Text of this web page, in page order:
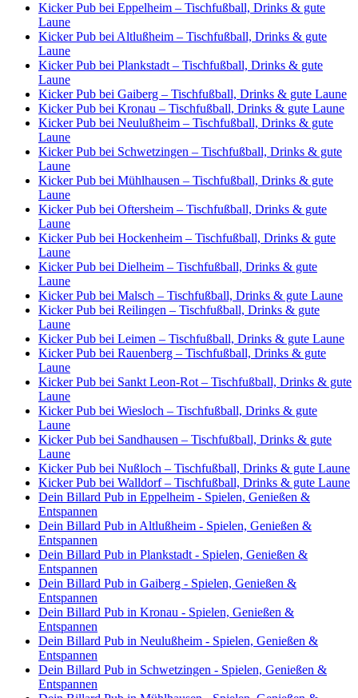
Kicker Pub bei Eppelheim – Tischfußball, Drinks & gute
Laune
Kicker Pub bei Altlußheim – Tischfußball, Drinks & gute
Laune
Kicker Pub bei Plankstadt – Tischfußball, Drinks & gute
Laune
Kicker Pub bei Gaiberg – Tischfußball, Drinks & gute Laune
Kicker Pub bei Kronau – Tischfußball, Drinks & gute Laune
Kicker Pub bei Neulußheim – Tischfußball, Drinks & gute
Laune
Kicker Pub bei Schwetzingen – Tischfußball, Drinks & gute
Laune
Kicker Pub bei Mühlhausen – Tischfußball, Drinks & gute
Laune
Kicker Pub bei Oftersheim – Tischfußball, Drinks & gute
Laune
Kicker Pub bei Hockenheim – Tischfußball, Drinks & gute
Laune
Kicker Pub bei Dielheim – Tischfußball, Drinks & gute
Laune
Kicker Pub bei Malsch – Tischfußball, Drinks & gute Laune
Kicker Pub bei Reilingen – Tischfußball, Drinks & gute
Laune
Kicker Pub bei Leimen – Tischfußball, Drinks & gute Laune
Kicker Pub bei Rauenberg – Tischfußball, Drinks & gute
Laune
Kicker Pub bei Sankt Leon-Rot – Tischfußball, Drinks & gute
Laune
Kicker Pub bei Wiesloch – Tischfußball, Drinks & gute
Laune
Kicker Pub bei Sandhausen – Tischfußball, Drinks & gute
Laune
Kicker Pub bei Nußloch – Tischfußball, Drinks & gute Laune
Kicker Pub bei Walldorf – Tischfußball, Drinks & gute Laune
Dein Billard Pub in Eppelheim - Spielen, Genießen &
Entspannen
Dein Billard Pub in Altlußheim - Spielen, Genießen &
Entspannen
Dein Billard Pub in Plankstadt - Spielen, Genießen &
Entspannen
Dein Billard Pub in Gaiberg - Spielen, Genießen &
Entspannen
Dein Billard Pub in Kronau - Spielen, Genießen &
Entspannen
Dein Billard Pub in Neulußheim - Spielen, Genießen &
Entspannen
Dein Billard Pub in Schwetzingen - Spielen, Genießen &
Entspannen